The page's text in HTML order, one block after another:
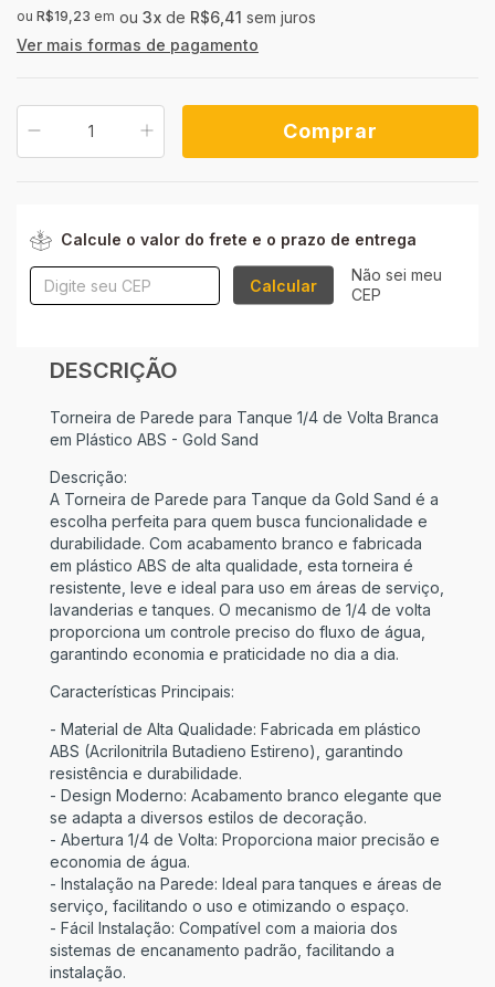
ou R$19,23 em 3x de R$6,41 sem juros
Ver mais formas de pagamento
Calcule o valor do frete e o prazo de entrega
Calcular
Não sei meu
CEP
DESCRIÇÃO
Torneira de Parede para Tanque 1/4 de Volta Branca
em Plástico ABS - Gold Sand
Descrição:
A Torneira de Parede para Tanque da Gold Sand é a
escolha perfeita para quem busca funcionalidade e
durabilidade. Com acabamento branco e fabricada
em plástico ABS de alta qualidade, esta torneira é
resistente, leve e ideal para uso em áreas de serviço,
lavanderias e tanques. O mecanismo de 1/4 de volta
proporciona um controle preciso do fluxo de água,
garantindo economia e praticidade no dia a dia.
Características Principais:
- Material de Alta Qualidade: Fabricada em plástico
ABS (Acrilonitrila Butadieno Estireno), garantindo
resistência e durabilidade.
- Design Moderno: Acabamento branco elegante que
se adapta a diversos estilos de decoração.
- Abertura 1/4 de Volta: Proporciona maior precisão e
economia de água.
- Instalação na Parede: Ideal para tanques e áreas de
serviço, facilitando o uso e otimizando o espaço.
- Fácil Instalação: Compatível com a maioria dos
sistemas de encanamento padrão, facilitando a
instalação.